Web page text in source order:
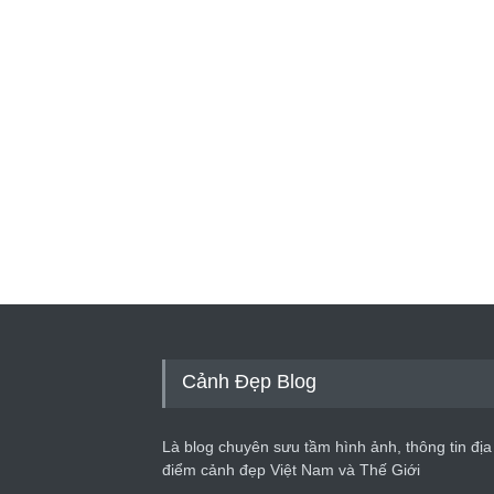
Cảnh Đẹp Blog
Là blog chuyên sưu tầm hình ảnh, thông tin địa
điểm cảnh đẹp Việt Nam và Thế Giới